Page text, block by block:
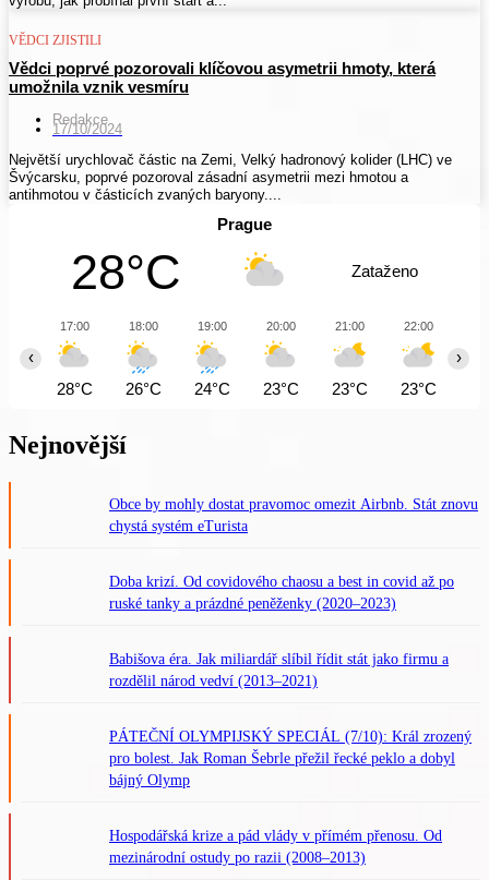
VĚDCI ZJISTILI
Vědci poprvé pozorovali klíčovou asymetrii hmoty, která
umožnila vznik vesmíru
Redakce
17/10/2024
Největší urychlovač částic na Zemi, Velký hadronový kolider (LHC) ve
Švýcarsku, poprvé pozoroval zásadní asymetrii mezi hmotou a
antihmotou v částicích zvaných baryony....
Prague
28°C Zataženo
17:00
28°C
18:00
26°C
19:00
24°C
20:00
23°C
21:00
23°C
22:00
23°C
‹ ›
Nejnovější
Obce by mohly dostat pravomoc omezit Airbnb. Stát znovu
chystá systém eTurista
Doba krizí. Od covidového chaosu a best in covid až po
ruské tanky a prázdné peněženky (2020–2023)
Babišova éra. Jak miliardář slíbil řídit stát jako firmu a
rozdělil národ vedví (2013–2021)
PÁTEČNÍ OLYMPIJSKÝ SPECIÁL (7/10): Král zrozený
pro bolest. Jak Roman Šebrle přežil řecké peklo a dobyl
bájný Olymp
Hospodářská krize a pád vlády v přímém přenosu. Od
mezinárodní ostudy po razii (2008–2013)